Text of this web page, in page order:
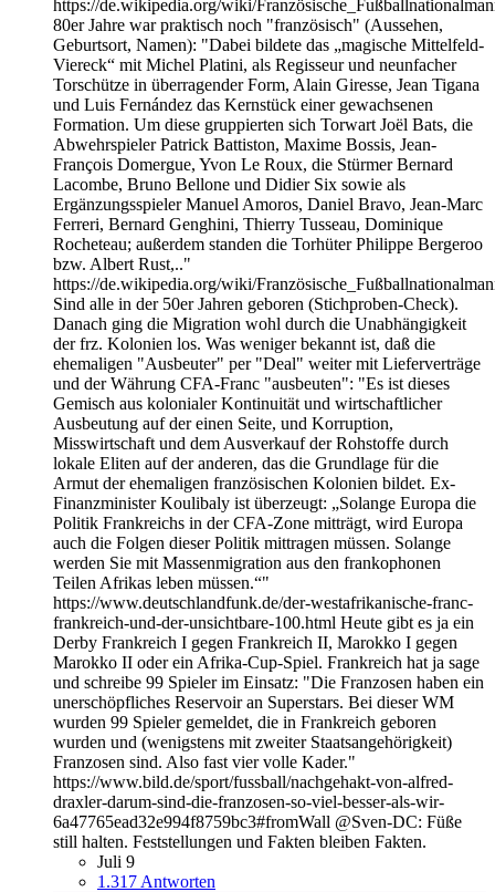
https://de.wikipedia.org/wiki/
80er Jahre war praktisch noch "französisch" (Aussehen,
Geburtsort, Namen): "Dabei bildete das „magische Mittelfeld-
Viereck“ mit Michel Platini, als Regisseur und neunfacher
Torschütze in überragender Form, Alain Giresse, Jean Tigana
und Luis Fernández das Kernstück einer gewachsenen
Formation. Um diese gruppierten sich Torwart Joël Bats, die
Abwehrspieler Patrick Battiston, Maxime Bossis, Jean-
François Domergue, Yvon Le Roux, die Stürmer Bernard
Lacombe, Bruno Bellone und Didier Six sowie als
Ergänzungsspieler Manuel Amoros, Daniel Bravo, Jean-Marc
Ferreri, Bernard Genghini, Thierry Tusseau, Dominique
Rocheteau; außerdem standen die Torhüter Philippe Bergeroo
bzw. Albert Rust,.."
https://de.wikipedia.org/wiki/
Sind alle in der 50er Jahren geboren (Stichproben-Check).
Danach ging die Migration wohl durch die Unabhängigkeit
der frz. Kolonien los. Was weniger bekannt ist, daß die
ehemaligen "Ausbeuter" per "Deal" weiter mit Lieferverträge
und der Währung CFA-Franc "ausbeuten": "Es ist dieses
Gemisch aus kolonialer Kontinuität und wirtschaftlicher
Ausbeutung auf der einen Seite, und Korruption,
Misswirtschaft und dem Ausverkauf der Rohstoffe durch
lokale Eliten auf der anderen, das die Grundlage für die
Armut der ehemaligen französischen Kolonien bildet. Ex-
Finanzminister Koulibaly ist überzeugt: „Solange Europa die
Politik Frankreichs in der CFA-Zone mitträgt, wird Europa
auch die Folgen dieser Politik mittragen müssen. Solange
werden Sie mit Massenmigration aus den frankophonen
Teilen Afrikas leben müssen.“"
https://www.deutschlandfunk.de/der-westafrikanische-franc-
frankreich-und-der-unsichtbare-100.html Heute gibt es ja ein
Derby Frankreich I gegen Frankreich II, Marokko I gegen
Marokko II oder ein Afrika-Cup-Spiel. Frankreich hat ja sage
und schreibe 99 Spieler im Einsatz: "Die Franzosen haben ein
unerschöpfliches Reservoir an Superstars. Bei dieser WM
wurden 99 Spieler gemeldet, die in Frankreich geboren
wurden und (wenigstens mit zweiter Staatsangehörigkeit)
Franzosen sind. Also fast vier volle Kader."
https://www.bild.de/sport/fussball/nachgehakt-von-alfred-
draxler-darum-sind-die-franzosen-so-viel-besser-als-wir-
6a47765ead32e994f8759bc3#fromWall @Sven-DC: Füße
still halten. Feststellungen und Fakten bleiben Fakten.
Juli 9
1.317 Antworten